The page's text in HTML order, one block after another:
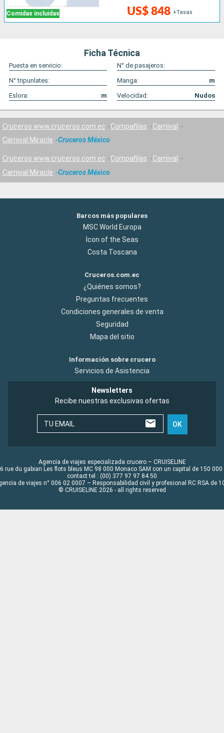
Comidas incluidas US$ 848 +Tasas
Ficha Técnica
Puesta en servicio:
N° de pasajeros:
N° tripunlates:
Manga:
m
Eslora:
m Velocidad: Nudos
Cruceros www.cruceros.com.ec Compañías
Carnival
Carnival Miracle
Cruceros México
Cruceros www.cruceros.com.ec Compañías
Carnival
Carnival Miracle
Cruceros México
Barcos más populares
MSC World Europa
Icon of the Seas
Costa Toscana
Cruceros.com.ec
¿Quiénes somos?
Preguntas frecuentes
Condiciones generales de venta
Seguridad
Mapa del sitio
Información sobre crucero
Servicios de Asistencia
Newsletters
Recibe nuestras exclusivas ofertas
TU EMAIL OK
Agencia de viajes especializada crucero – CRUISELINE
rue du gabian Les flots bleus MC 98 000 Monaco SAM con un capital de 150 000
contact tel : (00) 377 97 97 84 50
de viajes n° 006 02 0007 – Responsabilidad civil y profesional RC RSA de
© CRUISELINE 2026 - all rights reserved